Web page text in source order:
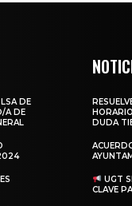
DE
A DE
DUDA
UGT
CLAVE